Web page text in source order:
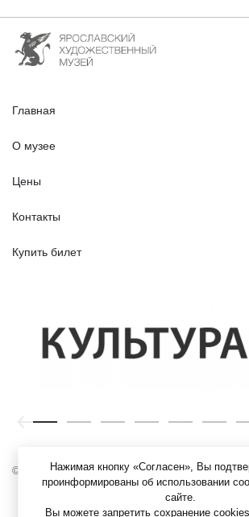
Главная
О музее
Цены
Контакты
Купить билет
© ЯХМ, 1919 – 2026 г.
Нажимая кнопку «Согласен», Вы
проинформированы об использовании
сайте.
Вы можете запретить сохранение